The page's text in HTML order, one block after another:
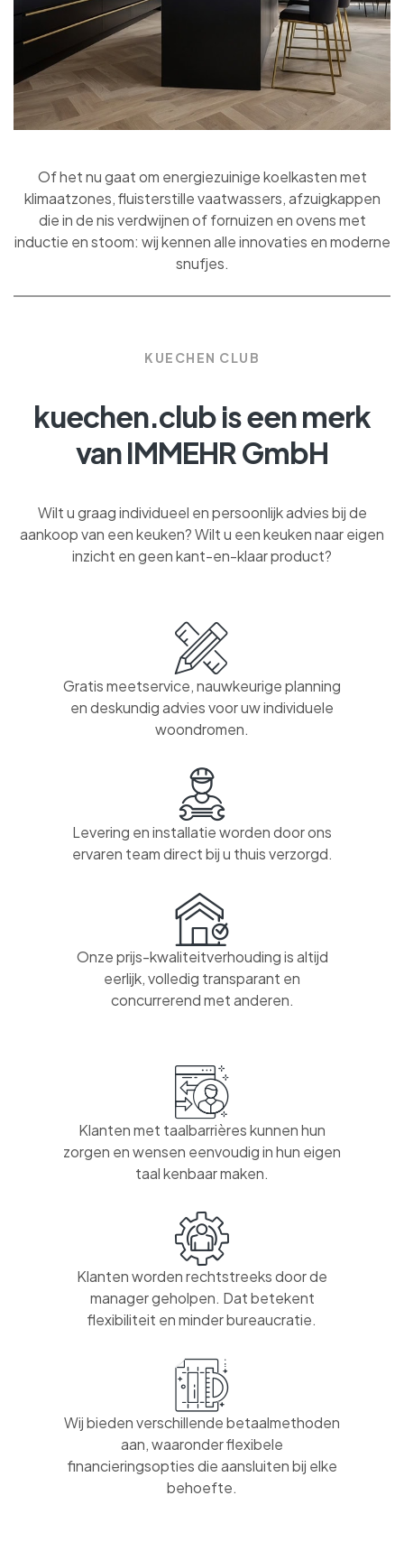
Of het nu gaat om energiezuinige koelkasten met
klimaatzones, fluisterstille vaatwassers, afzuigkappen
die in de nis verdwijnen of fornuizen en ovens met
inductie en stoom: wij kennen alle innovaties en moderne
snufjes.
KUECHEN CLUB
kuechen.club is een merk
van IMMEHR GmbH
Wilt u graag individueel en persoonlijk advies bij de
aankoop van een keuken? Wilt u een keuken naar eigen
inzicht en geen kant-en-klaar product?
Gratis meetservice, nauwkeurige planning
en deskundig advies voor uw individuele
woondromen.
Levering en installatie worden door ons
ervaren team direct bij u thuis verzorgd.
Onze prijs-kwaliteitverhouding is altijd
eerlijk, volledig transparant en
concurrerend met anderen.
Klanten met taalbarrières kunnen hun
zorgen en wensen eenvoudig in hun eigen
taal kenbaar maken.
Klanten worden rechtstreeks door de
manager geholpen. Dat betekent
flexibiliteit en minder bureaucratie.
Wij bieden verschillende betaalmethoden
aan, waaronder flexibele
financieringsopties die aansluiten bij elke
behoefte.